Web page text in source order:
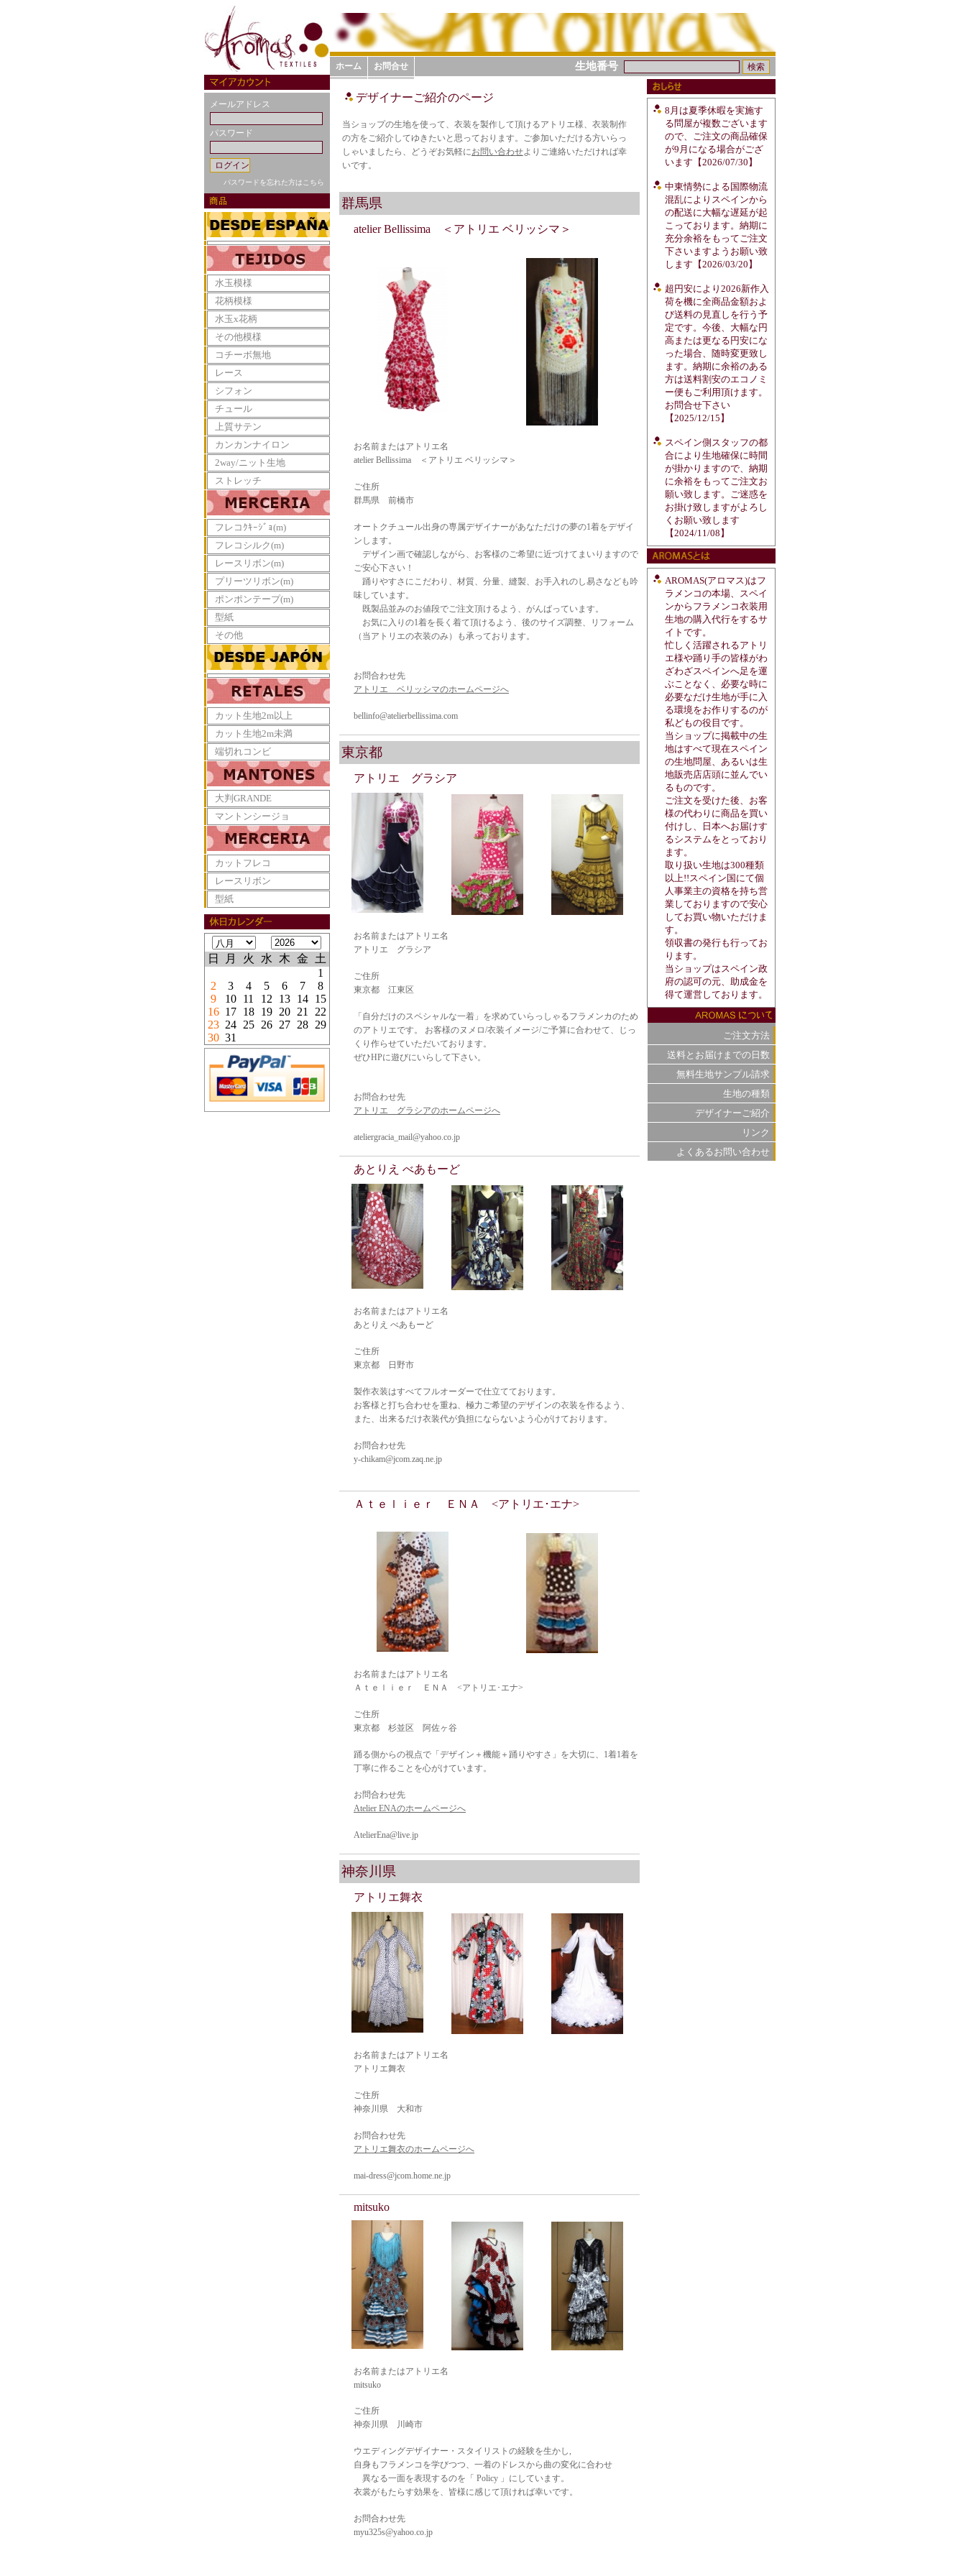
メールアドレス
パスワード
パスワードを忘れた方はこちら
水玉模様
花柄模様
水玉x花柄
その他模様
コチーボ無地
レース
シフォン
チュール
上質サテン
カンカンナイロン
2way/ニット生地
ストレッチ
フレコｸｷｰｼﾞｮ(m)
フレコシルク(m)
レースリボン(m)
プリーツリボン(m)
ポンポンテープ(m)
型紙
その他
カット生地2m以上
カット生地2m未満
端切れコンビ
大判GRANDE
マントンシージョ
カットフレコ
レースリボン
型紙
日 月 火 水 木 金
土
1
2
3 4 5 6 7
8
9
10 11 12 13 14
15
16 17 18 19 20 21
22
23 24 25 26 27 28
29
30 31
ホーム お問合せ 生地番号
デザイナーご紹介のページ
当ショップの生地を使って、衣装を製作して頂けるアトリエ様、衣装制作
の方をご紹介してゆきたいと思っております。ご参加いただける方いらっ
しゃいましたら、どうぞお気軽にお問い合わせよりご連絡いただければ幸
いです。
群馬県
atelier Bellissima ＜アトリエ ベリッシマ＞
お名前またはアトリエ名
atelier Bellissima ＜アトリエ ベリッシマ＞
ご住所
群馬県 前橋市
オートクチュール出身の専属デザイナーがあなただけの夢の1着をデザイ
ンします。
デザイン画で確認しながら、お客様のご希望に近づけてまいりますので
ご安心下さい！
踊りやすさにこだわり、材質、分量、縫製、お手入れのし易さなども吟
味しています。
既製品並みのお値段でご注文頂けるよう、がんばっています。
お気に入りの1着を長く着て頂けるよう、後のサイズ調整、リフォーム
（当アトリエの衣装のみ）も承っております。
お問合わせ先
アトリエ ベリッシマのホームページへ
bellinfo@atelierbellissima.com
東京都
アトリエ グラシア
お名前またはアトリエ名
アトリエ グラシア
ご住所
東京都 江東区
「自分だけのスペシャルな一着」を求めていらっしゃるフラメンカのため
のアトリエです。 お客様のヌメロ/衣装イメージ/ご予算に合わせて、じっ
くり作らせていただいております。
ぜひHPに遊びにいらして下さい。
お問合わせ先
アトリエ グラシアのホームページへ
ateliergracia_mail@yahoo.co.jp
あとりえ べあもーど
お名前またはアトリエ名
あとりえ べあもーど
ご住所
東京都 日野市
製作衣装はすべてフルオーダーで仕立てております。
お客様と打ち合わせを重ね、極力ご希望のデザインの衣装を作るよう、
また、出来るだけ衣装代が負担にならないよう心がけております。
お問合わせ先
y-chikam@jcom.zaq.ne.jp
Ａｔｅｌｉｅｒ ＥＮＡ <アトリエ･エナ>
お名前またはアトリエ名
Ａｔｅｌｉｅｒ ＥＮＡ <アトリエ･エナ>
ご住所
東京都 杉並区 阿佐ヶ谷
踊る側からの視点で「デザイン＋機能＋踊りやすさ」を大切に、1着1着を
丁寧に作ることを心がけています。
お問合わせ先
Atelier ENAのホームページへ
AtelierEna@live.jp
神奈川県
アトリエ舞衣
お名前またはアトリエ名
アトリエ舞衣
ご住所
神奈川県 大和市
お問合わせ先
アトリエ舞衣のホームページへ
mai-dress@jcom.home.ne.jp
mitsuko
お名前またはアトリエ名
mitsuko
ご住所
神奈川県 川崎市
ウエディングデザイナー・スタイリストの経験を生かし,
自身もフラメンコを学びつつ、一着のドレスから曲の変化に合わせ
異なる一面を表現するのを「 Policy 」にしています。
衣裳がもたらす効果を、皆様に感じて頂ければ幸いです。
お問合わせ先
myu325s@yahoo.co.jp
8月は夏季休暇を実施す
る問屋が複数ございます
ので、ご注文の商品確保
が9月になる場合がござ
います【2026/07/30】
中東情勢による国際物流
混乱によりスペインから
の配送に大幅な遅延が起
こっております。納期に
充分余裕をもってご注文
下さいますようお願い致
します【2026/03/20】
超円安により2026新作入
荷を機に全商品金額およ
び送料の見直しを行う予
定です。今後、大幅な円
高または更なる円安にな
った場合、随時変更致し
ます。納期に余裕のある
方は送料割安のエコノミ
ー便もご利用頂けます。
お問合せ下さい
【2025/12/15】
スペイン側スタッフの都
合により生地確保に時間
が掛かりますので、納期
に余裕をもってご注文お
願い致します。ご迷惑を
お掛け致しますがよろし
くお願い致します
【2024/11/08】
AROMAS(アロマス)はフ
ラメンコの本場、スペイ
ンからフラメンコ衣装用
生地の購入代行をするサ
イトです。
忙しく活躍されるアトリ
エ様や踊り手の皆様がわ
ざわざスペインへ足を運
ぶことなく、必要な時に
必要なだけ生地が手に入
る環境をお作りするのが
私どもの役目です。
当ショップに掲載中の生
地はすべて現在スペイン
の生地問屋、あるいは生
地販売店店頭に並んでい
るものです。
ご注文を受けた後、お客
様の代わりに商品を買い
付けし、日本へお届けす
るシステムをとっており
ます。
取り扱い生地は300種類
以上!!スペイン国にて個
人事業主の資格を持ち営
業しておりますので安心
してお買い物いただけま
す。
領収書の発行も行ってお
ります。
当ショップはスペイン政
府の認可の元、助成金を
得て運営しております。
ご注文方法
送料とお届けまでの日数
無料生地サンプル請求
生地の種類
デザイナーご紹介
リンク
よくあるお問い合わせ